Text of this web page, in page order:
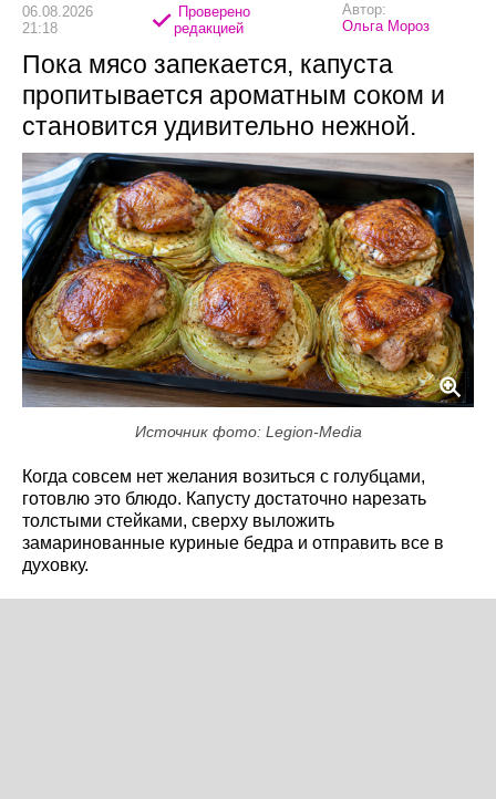
06.08.2026
21:18
Проверено
редакцией
Автор:
Ольга Мороз
Пока мясо запекается, капуста
пропитывается ароматным соком и
становится удивительно нежной.
Источник фото: Legion-Media
Когда совсем нет желания возиться с голубцами,
готовлю это блюдо. Капусту достаточно нарезать
толстыми стейками, сверху выложить
замаринованные куриные бедра и отправить все в
духовку.